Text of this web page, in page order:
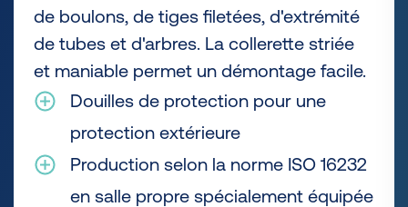
de boulons, de tiges filetées, d'extrémité
de tubes et d'arbres. La collerette striée
et maniable permet un démontage facile.
Douilles de protection pour une
protection extérieure
Production selon la norme ISO 16232
en salle propre spécialement équipée